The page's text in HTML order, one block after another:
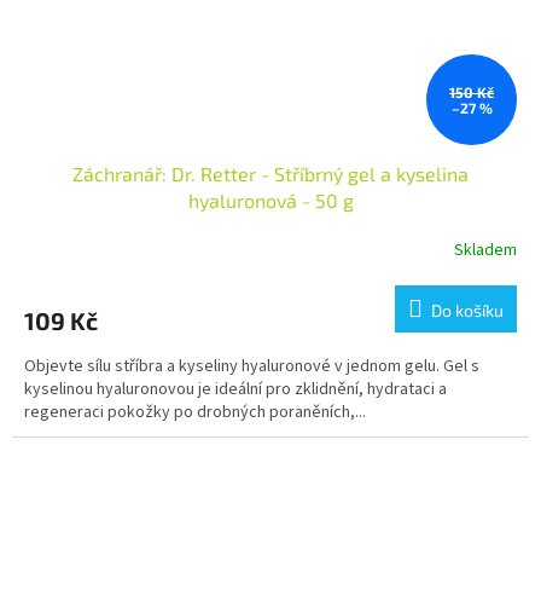
150 Kč
–27 %
Záchranář: Dr. Retter - Stříbrný gel a kyselina
hyaluronová - 50 g
Skladem
109 Kč Do košíku
Objevte sílu stříbra a kyseliny hyaluronové v jednom gelu. Gel s
kyselinou hyaluronovou je ideální pro zklidnění, hydrataci a
regeneraci pokožky po drobných poraněních,...